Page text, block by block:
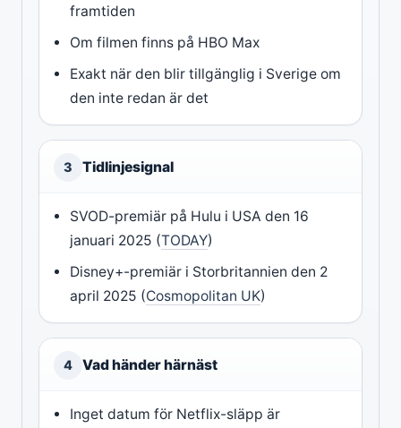
framtiden
Om filmen finns på HBO Max
Exakt när den blir tillgänglig i Sverige om
den inte redan är det
3 Tidlinjesignal
SVOD-premiär på Hulu i USA den 16
januari 2025 (TODAY)
Disney+-premiär i Storbritannien den 2
april 2025 (Cosmopolitan UK)
4 Vad händer härnäst
Inget datum för Netflix-släpp är